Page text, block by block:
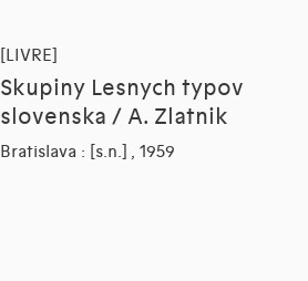
[LIVRE]
Skupiny Lesnych typov
slovenska / A. Zlatnik
Bratislava : [s.n.] , 1959